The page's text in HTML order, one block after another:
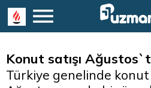
Konut satışı
Türkiye genelinde konut